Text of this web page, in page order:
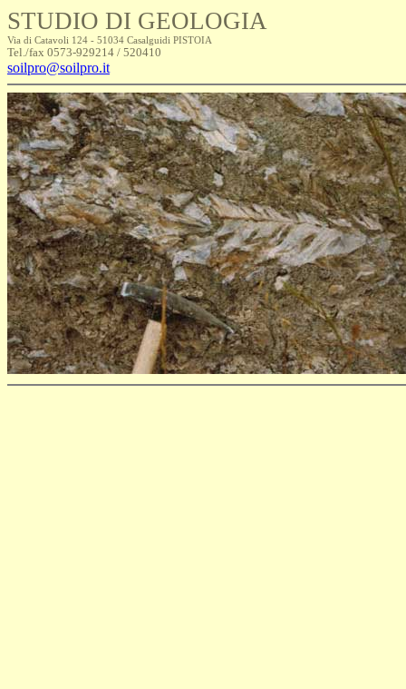
STUDIO DI GEOLOGIA
Via di Catavoli 124 - 51034 Casalguidi PISTOIA
Tel./fax 0573-929214 / 520410
soilpro@soilpro.it